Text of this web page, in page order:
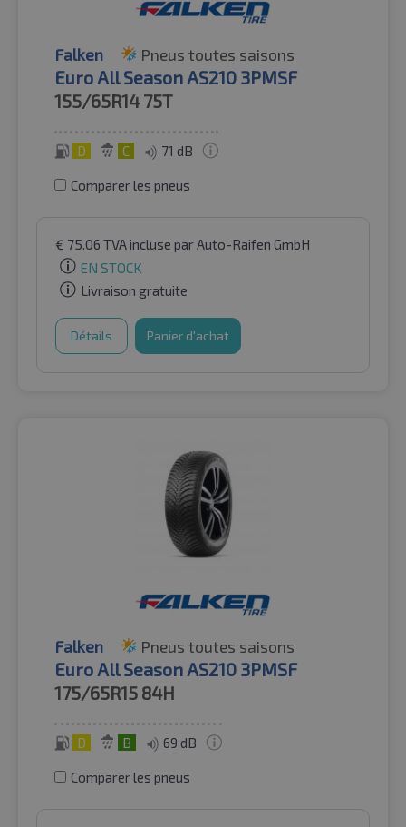
Falken Pneus toutes saisons
Euro All Season AS210 3PMSF
155/65R14 75T
D C 71 dB
Comparer les pneus
€ 75.06 TVA incluse par Auto-Raifen GmbH
EN STOCK
Livraison gratuite
Détails Panier d'achat
Falken Pneus toutes saisons
Euro All Season AS210 3PMSF
175/65R15 84H
D B 69 dB
Comparer les pneus